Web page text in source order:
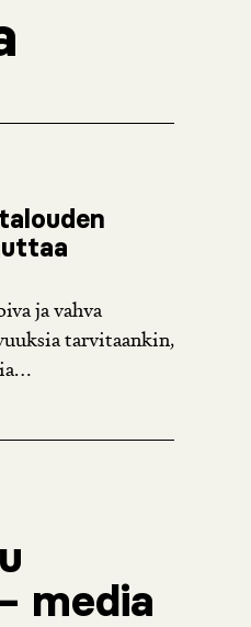
ja vahva
tarvitaankin,
media